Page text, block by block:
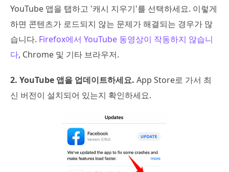
YouTube 앱을 탭하고 '캐시 지우기'를 선택하세요. 이렇게
하면 콘텐츠가 로드되지 않는 문제가 해결되는 경우가 많
습니다. Firefox에서 YouTube 동영상이 작동하지 않습니
다, Chrome 및 기타 브라우저.
2. YouTube 앱을 업데이트하세요. App Store로 가서 최
신 버전이 설치되어 있는지 확인하세요.